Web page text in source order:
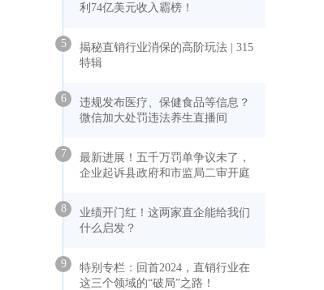
利74亿美元收入霸榜！
5
揭秘直销行业消保的高阶玩法 | 315
特辑
6
违规发布医疗、保健食品等信息？
微信加大处罚违法养生直播间
7
最新进展！五千万罚单争议未了，
企业起诉县政府和市监局二审开庭
8
业绩开门红！这两家直企能给我们
什么启发？
9
特别专栏：回首2024，直销行业在
这三个领域的“破局”之路！